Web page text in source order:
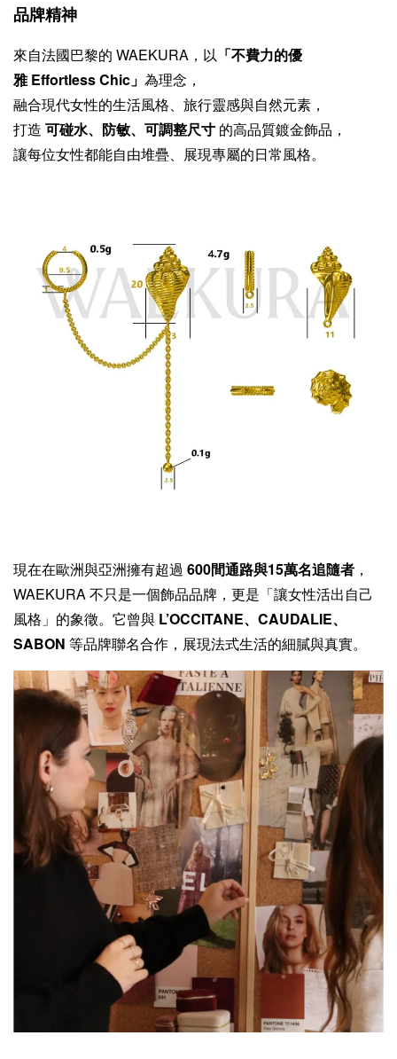
品牌精神
來自法國巴黎的 WAEKURA，以 「不費力的優
雅 Effortless Chic」 為理念，
融合現代女性的生活風格、旅行靈感與自然元素，
打造 可碰水、防敏、可調整尺寸 的高品質鍍金飾品，
讓每位女性都能自由堆疊、展現專屬的日常風格。
現在在歐洲與亞洲擁有超過 600間通路與15萬名追隨者 ，
WAEKURA 不只是一個飾品品牌，更是「讓女性活出自己
風格」的象徵。它曾與 L’OCCITANE、CAUDALIE、
SABON 等品牌聯名合作，展現法式生活的細膩與真實。